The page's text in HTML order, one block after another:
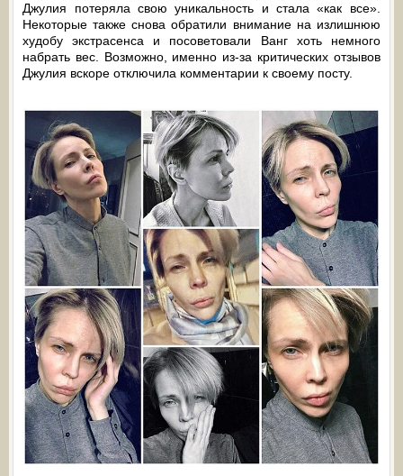
Джулия потеряла свою уникальность и стала «как все».
Некоторые также снова обратили внимание на излишнюю
худобу экстрасенса и посоветовали Ванг хоть немного
набрать вес. Возможно, именно из-за критических отзывов
Джулия вскоре отключила комментарии к своему посту.